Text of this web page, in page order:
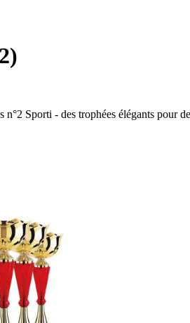
Sporti - des trophées élégants pour